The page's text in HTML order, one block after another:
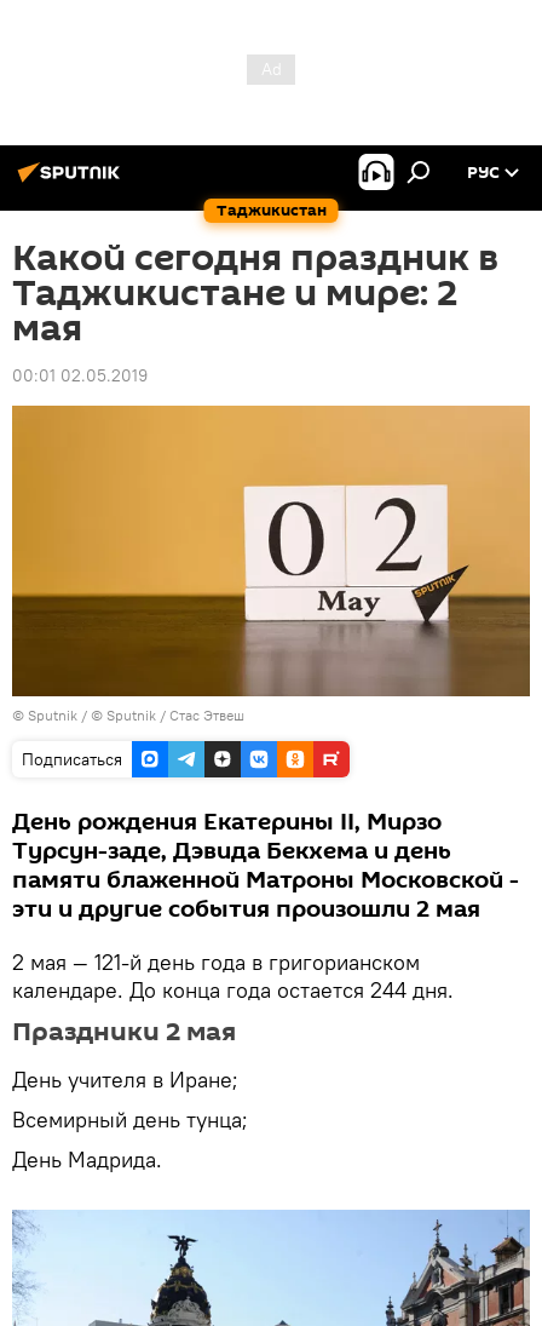
Таджикистан
РУС
Какой сегодня праздник в
Таджикистане и мире: 2
мая
00:01 02.05.2019
© Sputnik / © Sputnik / Стас Этвеш
Подписаться
День рождения Екатерины II, Мирзо
Турсун-заде, Дэвида Бекхема и день
памяти блаженной Матроны Московской -
эти и другие события произошли 2 мая
2 мая — 121-й день года в григорианском
календаре. До конца года остается 244 дня.
Праздники 2 мая
День учителя в Иране;
Всемирный день тунца;
День Мадрида.